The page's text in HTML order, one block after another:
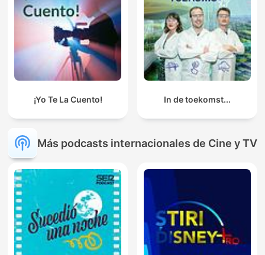
¡Yo Te La Cuento! In de toekomst...
Más podcasts internacionales de Cine y TV